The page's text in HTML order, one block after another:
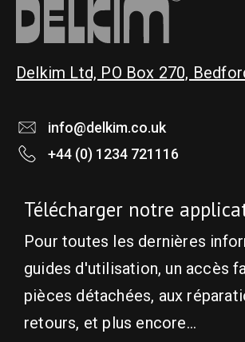
Delkim Ltd, PO Box 270,
info@delkim.co.uk
+44 (0) 1234 721116
Télécharger notre
Pour toutes les dernières
guides d'utilisation, un accès
pièces détachées, aux
retours, et plus encore...